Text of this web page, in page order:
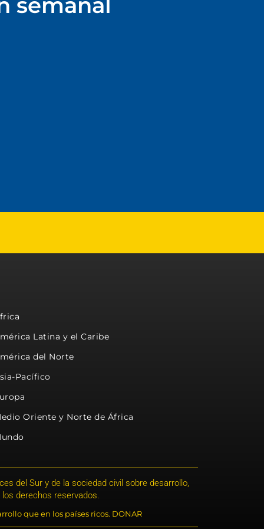
Latina y el Caribe
del Norte
Pacífico
Oriente y Norte de África
del Sur y de la sociedad civil sobre desarrollo,
derechos reservados.
que en los países ricos. DONAR